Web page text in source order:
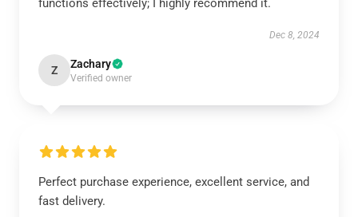
functions effectively; I highly recommend it.
Dec 8, 2024
Z Zachary
Verified owner
Perfect purchase experience, excellent service, and
fast delivery.